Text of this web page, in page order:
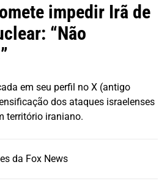
impedir Irã de
“Não
em seu perfil no X (antigo
dos ataques israelenses
território iraniano.
da Fox News